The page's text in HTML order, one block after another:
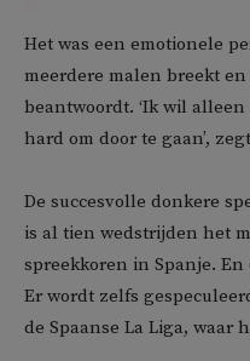
Het was een emotionele
meerdere malen breekt
beantwoordt. ‘Ik wil
hard om door te gaan’,
De succesvolle donkere
is al tien wedstrijden het
spreekkoren in Spanje.
Er wordt zelfs
de Spaanse La Liga, waar